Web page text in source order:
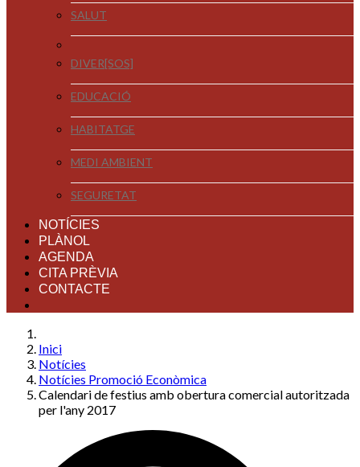
SALUT
DIVER[SOS]
EDUCACIÓ
HABITATGE
MEDI AMBIENT
SEGURETAT
NOTÍCIES
PLÀNOL
AGENDA
CITA PRÈVIA
CONTACTE
Inici
Notícies
Notícies Promoció Econòmica
Calendari de festius amb obertura comercial autoritzada
per l'any 2017